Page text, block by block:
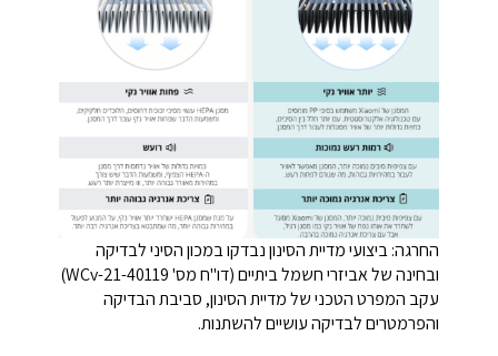
החרגה: ביצועי מדיית הסינון נבדקו במכון הסיני לבדיקה
ובחינה של אביזרי חשמל ביתיים (דו"ח מס' WCv-21-40119)
עקב המפרט הטכני של מדיית הסינון, סביבת הבדיקה
והפרמטרים לבדיקה עושיים להשתנות.